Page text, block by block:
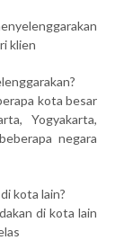
klien
kota besar
Yogyakarta,
negara
kota lain?
di kota lain